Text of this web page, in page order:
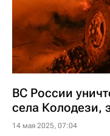
ВС России
села Колодези,
14 мая 2025, 07:04